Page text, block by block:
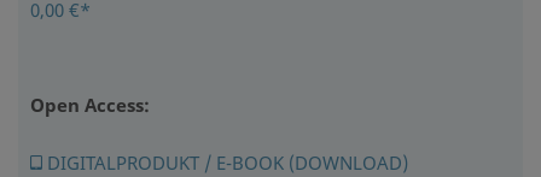
0,00 €*
Open Access:
DIGITALPRODUKT / E-BOOK (DOWNLOAD)